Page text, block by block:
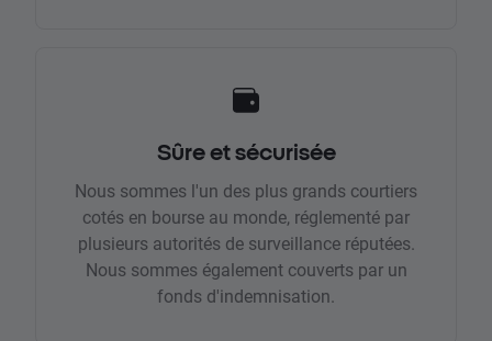
Sûre et sécurisée
Nous sommes l'un des plus grands courtiers
cotés en bourse au monde, réglementé par
plusieurs autorités de surveillance réputées.
Nous sommes également couverts par un
fonds d'indemnisation.